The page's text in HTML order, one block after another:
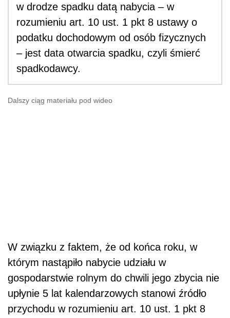
w drodze spadku datą nabycia – w
rozumieniu art. 10 ust. 1 pkt 8 ustawy o
podatku dochodowym od osób fizycznych
– jest data otwarcia spadku, czyli śmierć
spadkodawcy.
Dalszy ciąg materiału pod wideo
W związku z faktem, że od końca roku, w
którym nastąpiło nabycie udziału w
gospodarstwie rolnym do chwili jego zbycia nie
upłynie 5 lat kalendarzowych stanowi źródło
przychodu w rozumieniu art. 10 ust. 1 pkt 8